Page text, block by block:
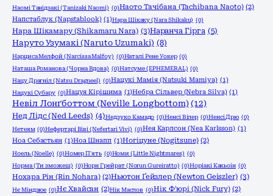
Наомі Танідзакі (Tanizaki Naomi) (0)Наото Тачібана (Tachibana Naoto) (2)
Напстаблук (Napstablook) (1)Нара Шікаку (Nara Shikaku) (0)
Нара Шікамару (Shikamaru Nara) (3)Наранча Гірга (5)
Наруто Узумакі (Naruto Uzumaki) (8)
Нарциса Мелфой (Narcissa Malfoy) (0)Наталі Рене Уокер (0)
Наташа Романова (Чорна Вдова) (0)Натсуме (EPHEMERAL) (0)
Нацу Драгніл (Natsu Dragneel) (0)Нацукі Мамія (Natsuki Mamiya) (1)
Нацукі Субару (0)Нацуя Кірішима (1)Небра Сільвер (Nebra Silva) (1)
Невіл Лонґботтом (Neville Longbottom) (12)
Нед Лідс (Ned Leeds) (4)Недзуко Камадо (0)Ненсі Вілер (0)Ненсі Дрю (0)
Нетеям (0)Нефертарі Віві (Nefertari Vivi) (0)Нея Карлсон (Nea Karlsson) (1)
Ноа Себастьян (1)Ноа Шнапп (1)Ногіцуне (Nogitsune) (2)
Ноель (Noelle) (0)Номер П'ять (0)Номи (Little Nightmares) (0)
Норма (Ти зможеш) (0)Норн Грейрат (Norun Gureiratto) (0)Норіакі Какьоін (0)
Нохара Рін (Rin Nohara) (2)Ньютон Ґейзлер (Newton Geiszler) (3)
Нє Міндзюе (0)Нє Хвайсан (2)Нік Маслов (0)Нік Ф'юрі (Nick Fury) (2)